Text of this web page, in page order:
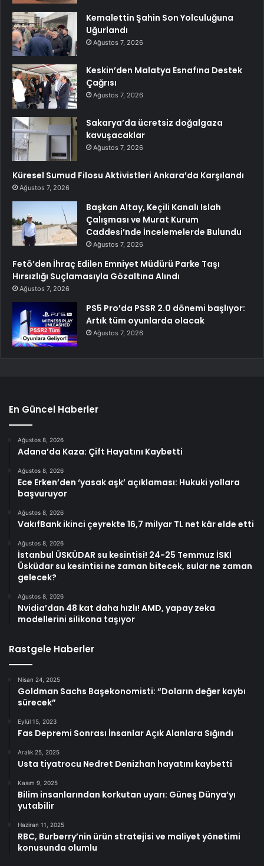
Kemalettin Şahin Son Yolculuğuna
Uğurlandı
Ağustos 7, 2026
Keskin’den Malatya Esnafına Destek
Çağrısı
Ağustos 7, 2026
Sakarya’da ücretsiz doğalgaza
kavuşacaklar
Ağustos 7, 2026
Küresel Sumud Filosu Aktivistleri Ankara’da Karşılandı
Ağustos 7, 2026
Başkan Altay, Keçili Kanalı Islah
Çalışması ve Murat Kurum
Caddesi’nde İncelemelerde Bulundu
Ağustos 7, 2026
Fetö’den İhraç Edilen Emniyet Müdürü Parke Taşı
Hırsızlığı Suçlamasıyla Gözaltına Alındı
Ağustos 7, 2026
PS5 Pro’da PSSR 2.0 dönemi başlıyor:
Artık tüm oyunlarda olacak
Ağustos 7, 2026
En Güncel Haberler
Ağustos 8, 2026
Adana’da Kaza: Çift Hayatını Kaybetti
Ağustos 8, 2026
Ece Erken’den ‘yasak aşk’ açıklaması: Hukuki yollara
başvuruyor
Ağustos 8, 2026
VakıfBank ikinci çeyrekte 16,7 milyar TL net kâr elde etti
Ağustos 8, 2026
İstanbul ÜSKÜDAR su kesintisi! 24-25 Temmuz İSKİ
Üsküdar su kesintisi ne zaman bitecek, sular ne zaman
gelecek?
Ağustos 8, 2026
Nvidia’dan 48 kat daha hızlı! AMD, yapay zeka
modellerini silikona taşıyor
Rastgele Haberler
Nisan 24, 2025
Goldman Sachs Başekonomisti: “Doların değer kaybı
sürecek”
Eylül 15, 2023
Fas Depremi Sonrası İnsanlar Açık Alanlara Sığındı
Aralık 25, 2025
Usta tiyatrocu Nedret Denizhan hayatını kaybetti
Kasım 9, 2025
Bilim insanlarından korkutan uyarı: Güneş Dünya’yı
yutabilir
Haziran 11, 2025
RBC, Burberry’nin ürün stratejisi ve maliyet yönetimi
konusunda olumlu